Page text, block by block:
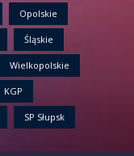
Opolskie
Śląskie
Wielkopolskie
KGP
SP Słupsk